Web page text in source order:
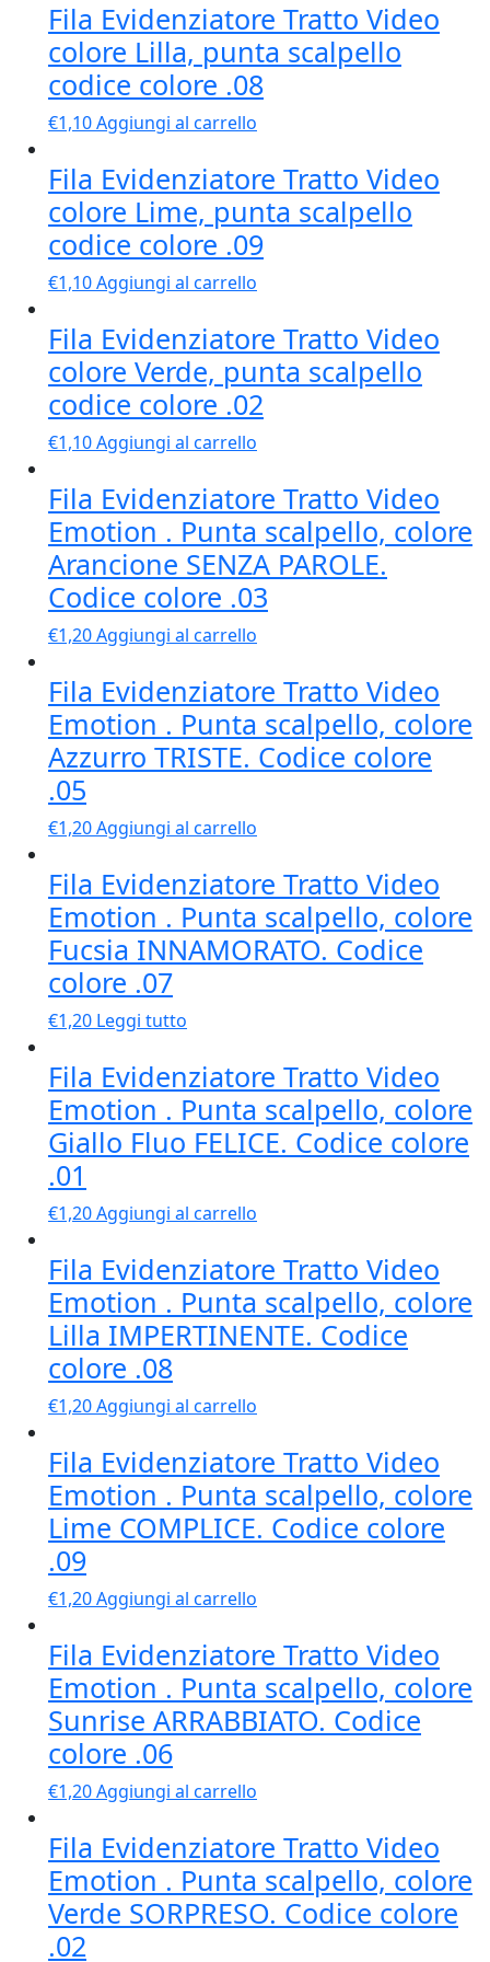
Fila Evidenziatore Tratto Video
colore Lilla, punta scalpello
codice colore .08
€1,10Aggiungi al carrello
Fila Evidenziatore Tratto Video
colore Lime, punta scalpello
codice colore .09
€1,10Aggiungi al carrello
Fila Evidenziatore Tratto Video
colore Verde, punta scalpello
codice colore .02
€1,10Aggiungi al carrello
Fila Evidenziatore Tratto Video
Emotion . Punta scalpello, colore
Arancione SENZA PAROLE.
Codice colore .03
€1,20Aggiungi al carrello
Fila Evidenziatore Tratto Video
Emotion . Punta scalpello, colore
Azzurro TRISTE. Codice colore
.05
€1,20Aggiungi al carrello
Fila Evidenziatore Tratto Video
Emotion . Punta scalpello, colore
Fucsia INNAMORATO. Codice
colore .07
€1,20 Leggi tutto
Fila Evidenziatore Tratto Video
Emotion . Punta scalpello, colore
Giallo Fluo FELICE. Codice colore
.01
€1,20Aggiungi al carrello
Fila Evidenziatore Tratto Video
Emotion . Punta scalpello, colore
Lilla IMPERTINENTE. Codice
colore .08
€1,20Aggiungi al carrello
Fila Evidenziatore Tratto Video
Emotion . Punta scalpello, colore
Lime COMPLICE. Codice colore
.09
€1,20Aggiungi al carrello
Fila Evidenziatore Tratto Video
Emotion . Punta scalpello, colore
Sunrise ARRABBIATO. Codice
colore .06
€1,20Aggiungi al carrello
Fila Evidenziatore Tratto Video
Emotion . Punta scalpello, colore
Verde SORPRESO. Codice colore
.02